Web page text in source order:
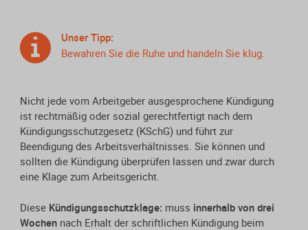
Unser Tipp:
Bewahren Sie die Ruhe und handeln Sie klug.
Nicht jede vom Arbeitgeber ausgesprochene Kündigung
ist rechtmäßig oder sozial gerechtfertigt nach dem
Kündigungsschutzgesetz (KSchG) und führt zur
Beendigung des Arbeitsverhältnisses. Sie können und
sollten die Kündigung überprüfen lassen und zwar durch
eine Klage zum Arbeitsgericht.
Diese Kündigungsschutzklage: muss innerhalb von drei
Wochennach Erhalt der schriftlichen Kündigung beim